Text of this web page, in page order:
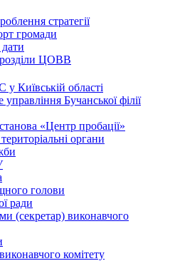
стратегії
громади
ЦОВВ
Київській області
управління Бучанської філії
«Центр пробації»
органи
голови
ради
(секретар) виконавчого
комітету